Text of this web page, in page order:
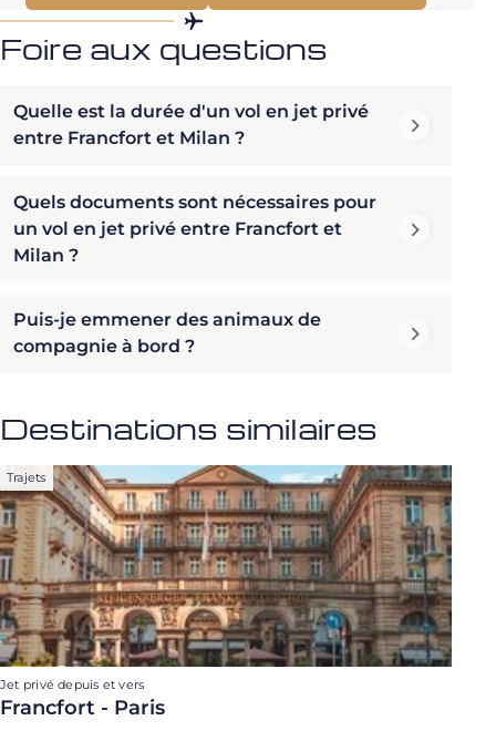
Foire aux questions
Quelle est la durée d'un vol en jet privé
entre Francfort et Milan ?
Quels documents sont nécessaires pour
un vol en jet privé entre Francfort et
Milan ?
Puis-je emmener des animaux de
compagnie à bord ?
Destinations similaires
Trajets
Jet privé depuis et vers
Francfort - Paris